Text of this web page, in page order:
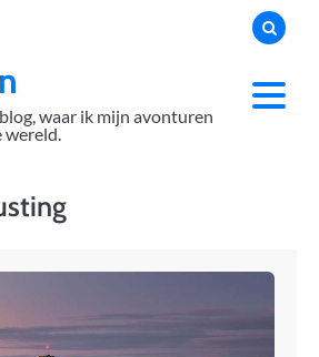
waar ik mijn avonturen
wereld.